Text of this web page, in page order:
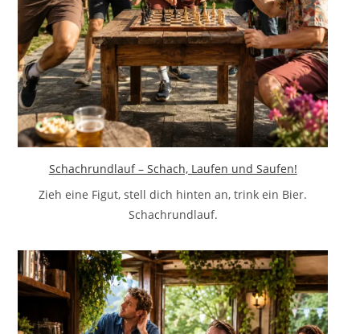
Schachrundlauf – Schach, Laufen und Saufen!
Zieh eine Figut, stell dich hinten an, trink ein Bier.
Schachrundlauf.